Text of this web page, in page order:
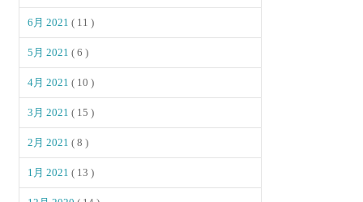
6月 2021( 11 )
5月 2021( 6 )
4月 2021( 10 )
3月 2021( 15 )
2月 2021( 8 )
1月 2021( 13 )